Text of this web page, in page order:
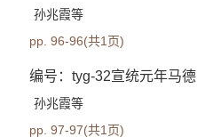
孙兆霞等
pp. 96-96(共1页)
编号：tyg-32宣统元年马
孙兆霞等
pp. 97-97(共1页)